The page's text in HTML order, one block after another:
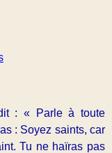
: « Parle à toute
: Soyez saints, car
Tu ne haïras pas